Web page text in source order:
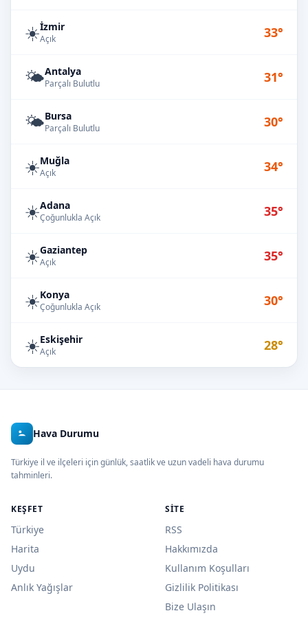
☀️İzmir
Açık 33°
🌤️Antalya
Parçalı Bulutlu 31°
🌤️Bursa
Parçalı Bulutlu 30°
☀️Muğla
Açık 34°
☀️Adana
Çoğunlukla Açık 35°
☀️Gaziantep
Açık 35°
☀️Konya
Çoğunlukla Açık 30°
☀️Eskişehir
Açık 28°
Hava Durumu
Türkiye il ve ilçeleri için günlük, saatlik ve uzun vadeli hava durumu
tahminleri.
KEŞFET
Türkiye
Harita
Uydu
Anlık Yağışlar
SITE
RSS
Hakkımızda
Kullanım Koşulları
Gizlilik Politikası
Bize Ulaşın